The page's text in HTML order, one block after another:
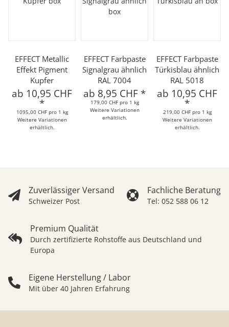
EFFECT Metallic
Effekt Pigment
Kupfer
ab 10,95 CHF
*
1095,00 CHF pro 1 kg
Weitere Variationen
erhältlich.
EFFECT Farbpaste
Signalgrau ähnlich
RAL 7004
ab 8,95 CHF *
179,00 CHF pro 1 kg
Weitere Variationen
erhältlich.
EFFECT Farbpaste
Türkisblau ähnlich
RAL 5018
ab 10,95 CHF
*
219,00 CHF pro 1 kg
Weitere Variationen
erhältlich.
Zuverlässiger Versand
Schweizer Post
Fachliche Beratung
Tel: 052 588 06 12
Premium Qualität
Durch zertifizierte Rohstoffe aus Deutschland und
Europa
Eigene Herstellung / Labor
Mit über 40 Jahren Erfahrung